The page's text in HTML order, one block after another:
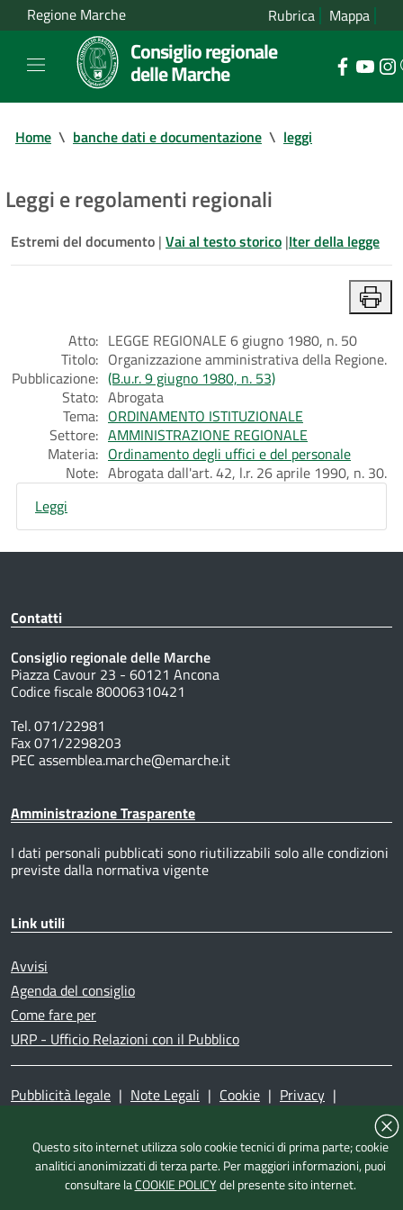
Regione Marche Rubrica Mappa
Consiglio regionale
delle Marche
Home \ banche dati e documentazione \ leggi
Leggi e regolamenti regionali
Estremi del documento | Vai al testo storico |Iter della legge
Atto: LEGGE REGIONALE 6 giugno 1980, n. 50
Titolo: Organizzazione amministrativa della Regione.
Pubblicazione: (B.u.r. 9 giugno 1980, n. 53)
Stato: Abrogata
Tema: ORDINAMENTO ISTITUZIONALE
Settore: AMMINISTRAZIONE REGIONALE
Materia: Ordinamento degli uffici e del personale
Note: Abrogata dall'art. 42, l.r. 26 aprile 1990, n. 30.
Leggi
Contatti
Consiglio regionale delle Marche
Piazza Cavour 23 - 60121 Ancona
Codice fiscale 80006310421
Tel. 071/22981
Fax 071/2298203
PEC assemblea.marche@emarche.it
Amministrazione Trasparente
I dati personali pubblicati sono riutilizzabili solo alle condizioni
previste dalla normativa vigente
Link utili
Avvisi
Agenda del consiglio
Come fare per
URP - Ufficio Relazioni con il Pubblico
Pubblicità legale | Note Legali | Cookie | Privacy |
|
Questo sito internet utilizza solo cookie tecnici di prima parte; cookie
analitici anonimizzati di terza parte. Per maggiori informazioni, puoi
consultare laCOOKIE POLICYdel presente sito internet.